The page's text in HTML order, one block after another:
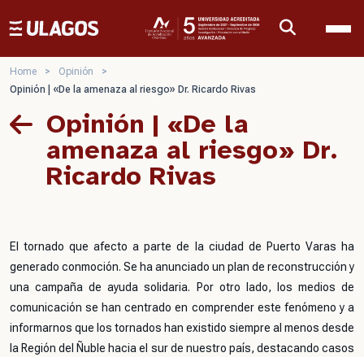
Ulagos Template
Home > Opinión
>
Opinión | «De la amenaza al riesgo» Dr. Ricardo Rivas
Opinión | «De la
amenaza al riesgo» Dr.
Ricardo Rivas
El tornado que afecto a parte de la ciudad de Puerto Varas ha
generado conmoción. Se ha anunciado un plan de reconstrucción y
una campaña de ayuda solidaria. Por otro lado, los medios de
comunicación se han centrado en comprender este fenómeno y a
informarnos que los tornados han existido siempre al menos desde
la Región del Ñuble hacia el sur de nuestro país, destacando casos